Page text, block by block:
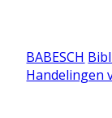
BABESCH
Handelingen